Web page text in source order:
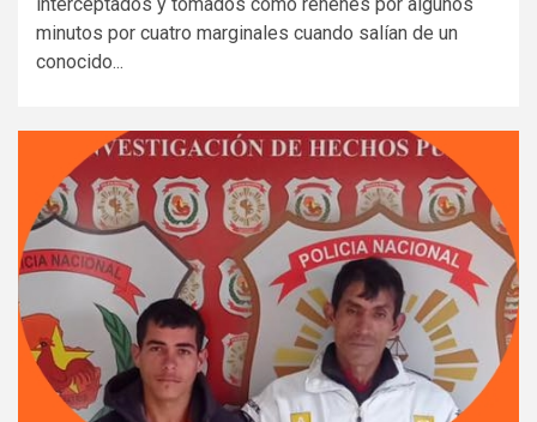
minutos por cuatro marginales cuando salían de un
conocido...